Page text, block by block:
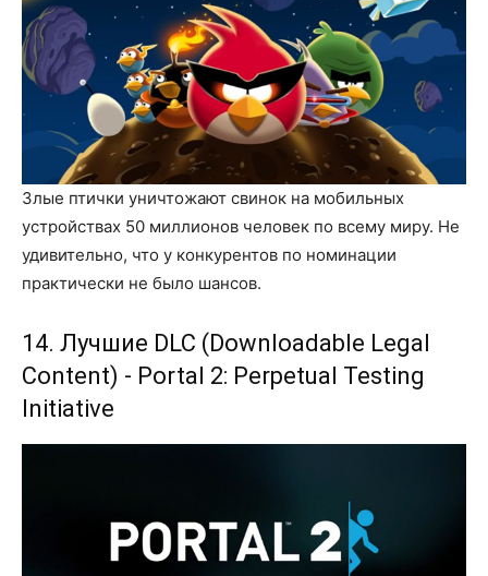
Злые птички уничтожают свинок на мобильных
устройствах 50 миллионов человек по всему миру. Не
удивительно, что у конкурентов по номинации
практически не было шансов.
14. Лучшие DLC (Downloadable Legal
Content) - Portal 2: Perpetual Testing
Initiative